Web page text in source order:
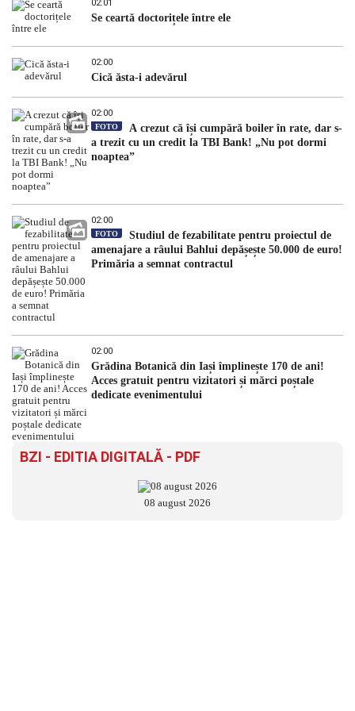
02:01
Se ceartă doctorițele între ele
02:00
Cică ăsta-i adevărul
02:00
FOTO
A crezut că își cumpără boiler în rate, dar s-
a trezit cu un credit la TBI Bank! „Nu pot dormi
noaptea”
02:00
FOTO
Studiul de fezabilitate pentru proiectul de
amenajare a râului Bahlui depășește 50.000 de euro!
Primăria a semnat contractul
02:00
Grădina Botanică din Iași împlinește 170 de ani!
Acces gratuit pentru vizitatori și mărci poștale
dedicate evenimentului
BZI - EDITIA DIGITALĂ - PDF
08 august 2026